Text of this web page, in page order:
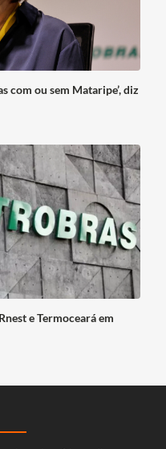
com ou sem Mataripe’, diz
e Termoceará em